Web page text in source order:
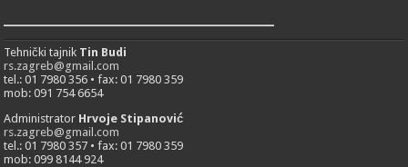
Tehnički tajnik Tin Budi
rs.zagreb@gmail.com
tel.: 01 7980 356 • fax: 01 7980 359
mob: 091 754 6654
Administrator Hrvoje Stipanović
rs.zagreb@gmail.com
tel.: 01 7980 357 • fax: 01 7980 359
mob: 099 8144 924